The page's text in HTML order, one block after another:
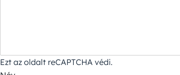
Ezt az oldalt reCAPTCHA védi.